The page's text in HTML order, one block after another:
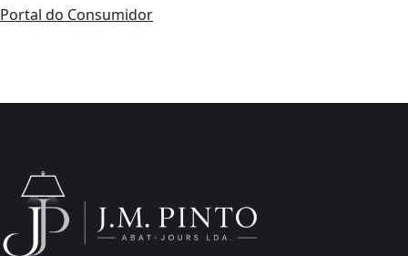
Portal do Consumidor